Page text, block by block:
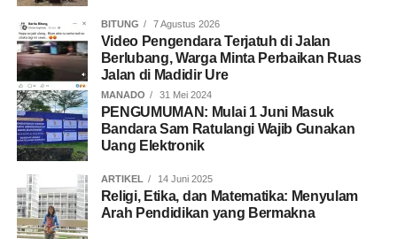
BITUNG 7 Agustus 2026
Video Pengendara Terjatuh di Jalan
Berlubang, Warga Minta Perbaikan Ruas
Jalan di Madidir Ure
MANADO 31 Mei 2024
PENGUMUMAN: Mulai 1 Juni Masuk
Bandara Sam Ratulangi Wajib Gunakan
Uang Elektronik
ARTIKEL 14 Juni 2025
Religi, Etika, dan Matematika: Menyulam
Arah Pendidikan yang Bermakna